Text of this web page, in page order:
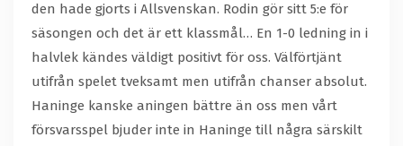
den hade gjorts i Allsvenskan. Rodin gör sitt 5:e för
säsongen och det är ett klassmål… En 1-0 ledning in i
halvlek kändes väldigt positivt för oss. Välförtjänt
utifrån spelet tveksamt men utifrån chanser absolut.
Haninge kanske aningen bättre än oss men vårt
försvarsspel bjuder inte in Haninge till några särskilt